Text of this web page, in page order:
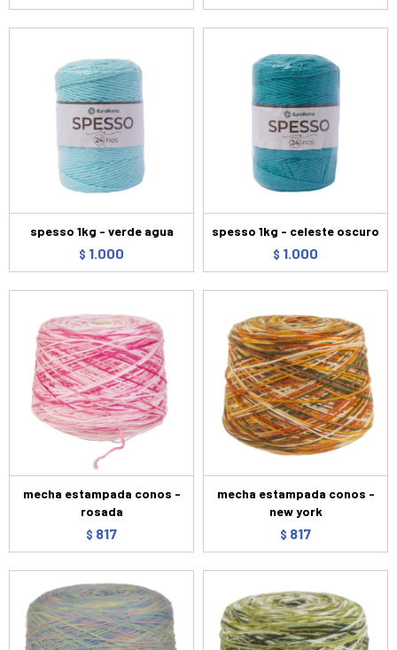
spesso 1kg - verde agua
$ 1.000
spesso 1kg - celeste oscuro
$ 1.000
mecha estampada conos -
rosada
$ 817
mecha estampada conos -
new york
$ 817